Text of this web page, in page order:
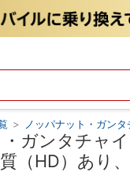
> ノッパナット・ガン
ガンタチャ
（HD）あり